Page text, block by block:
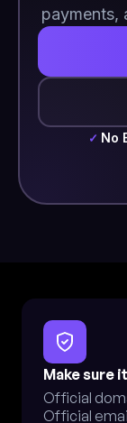
payments,
✓ No
Make sure
Official
Official